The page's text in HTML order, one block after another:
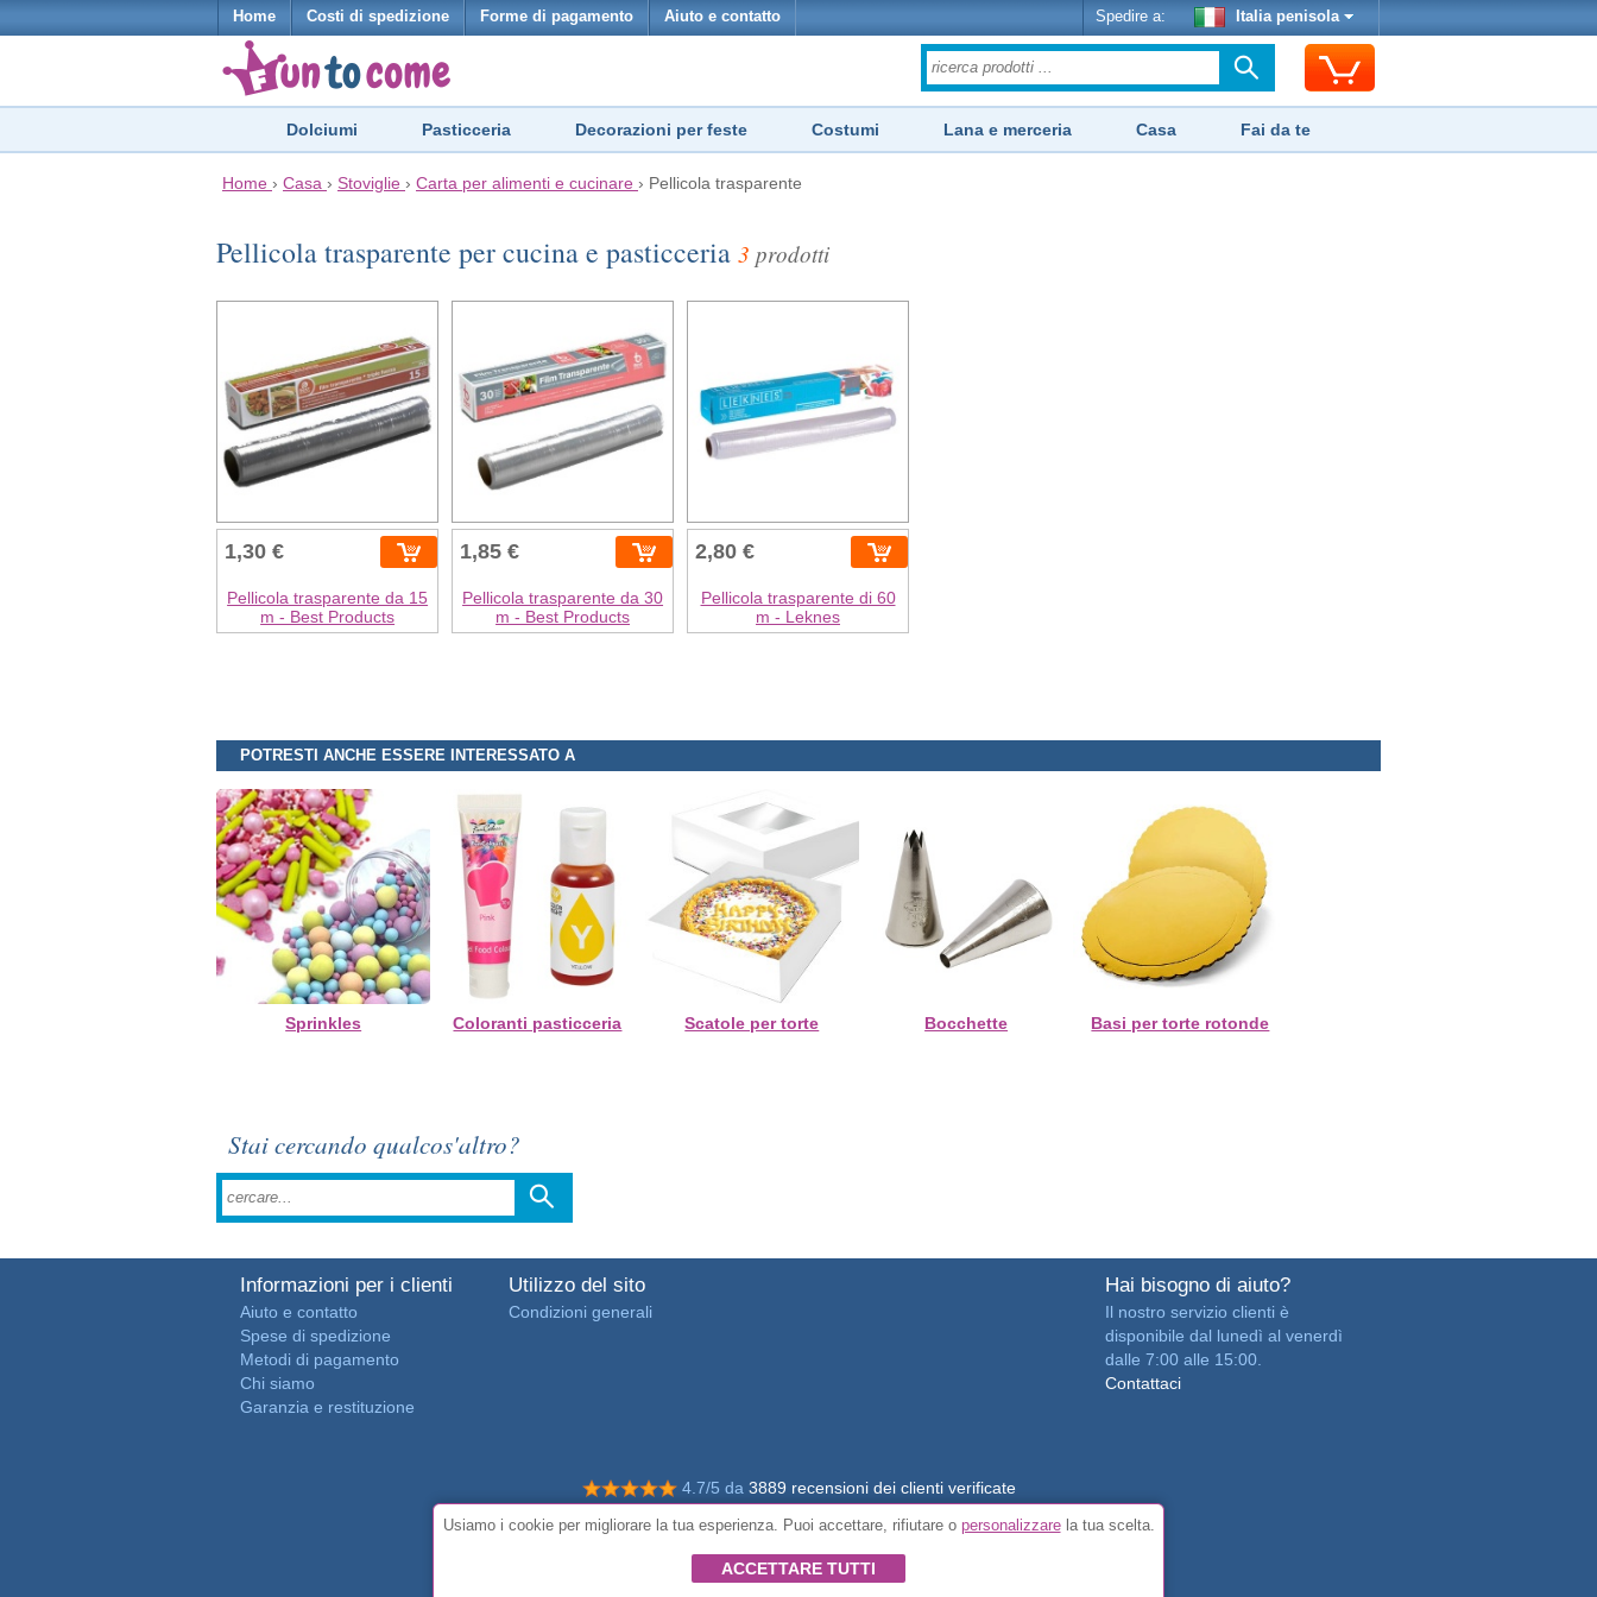
Home Costi di spedizione Forme di pagamento Aiuto e contatto Spedire a: Italia penisola
Dolciumi Pasticceria Decorazioni per feste Costumi Lana e merceria Casa Fai da te
Home › Casa › Stoviglie › Carta per alimenti e cucinare › Pellicola trasparente
Pellicola trasparente per cucina e pasticceria 3 prodotti
1,30 €
Pellicola trasparente da 15
m - Best Products
1,85 €
Pellicola trasparente da 30
m - Best Products
2,80 €
Pellicola trasparente di 60
m - Leknes
POTRESTI ANCHE ESSERE INTERESSATO A
Sprinkles Coloranti pasticceria Scatole per torte Bocchette Basi per torte rotonde
Stai cercando qualcos'altro?
Informazioni per i clienti
Aiuto e contatto
Spese di spedizione
Metodi di pagamento
Chi siamo
Garanzia e restituzione
Utilizzo del sito
Condizioni generali
Hai bisogno di aiuto?
Il nostro servizio clienti è
disponibile dal lunedì al venerdì
dalle 7:00 alle 15:00.
Contattaci
4.7/5 da 3889 recensioni dei clienti verificate
© Tutti i diritti riservati FunToCome
Usiamo i cookie per migliorare la tua esperienza. Puoi accettare, rifiutare o personalizzarela tua scelta.
ACCETTARE TUTTI